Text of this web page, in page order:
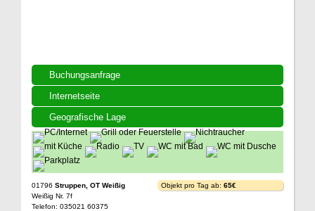
Buchungsanfrage
Internetseite
Geografische Lage
01796 Struppen, OT Weißig
Weißig Nr. 7f
Telefon: 035021 60375
Objekt pro Tag ab: 65€